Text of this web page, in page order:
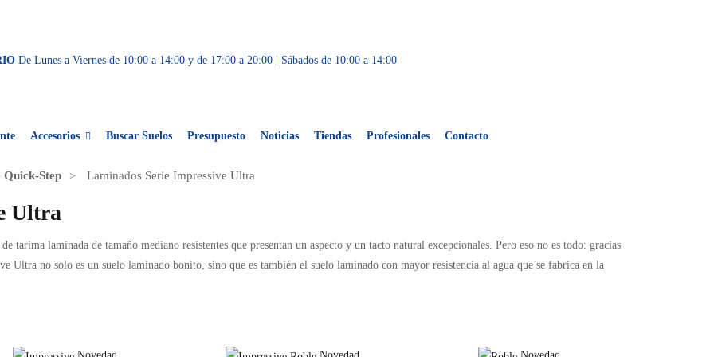
De Lunes a Viernes de 10:00 a 14:00 y de 17:00 a 20:00 | Sábados de 10:00 a 14:00
Accesorios Buscar Suelos Presupuesto Noticias Tiendas Profesionales Contacto
Quick-Step Laminados Serie Impressive Ultra
Ultra
tarima laminada de tamaño mediano resistentes que presentan un aspecto y un tacto natural excepcionales. Pero eso no es todo: gracias
Ultra no solo es un suelo laminado bonito, sino que es también el suelo laminado con mayor resistencia al agua que se fabrica en la